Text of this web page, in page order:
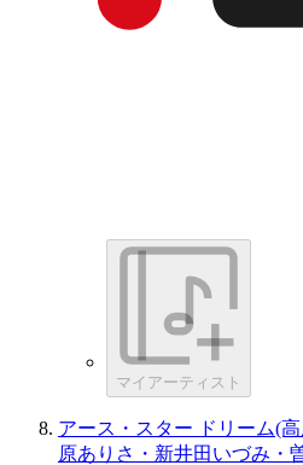
マイアーティスト
アース・スター ドリーム(
原ありさ・新井田いづみ・